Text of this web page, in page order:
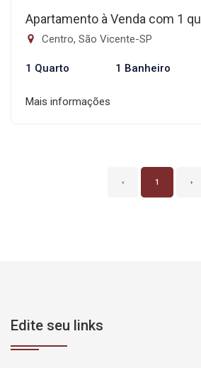
Apartamento à Venda com 1
Centro, São Vicente-SP
1 Quarto 1 Banheiro
Mais informações
‹ 1 ›
Edite seu links